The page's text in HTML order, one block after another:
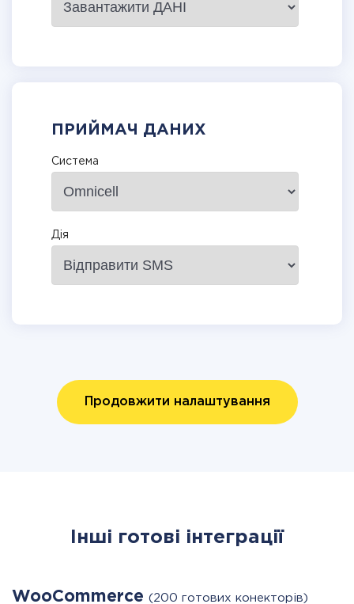
ПРИЙМАЧ ДАНИХ
Система
Дія
Продовжити налаштування
Інші готові інтеграції
WooCommerce (200 готових конекторів)